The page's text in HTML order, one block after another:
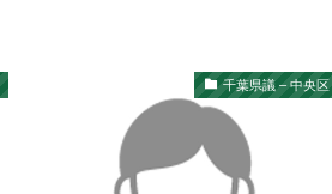
千葉県議 – 中央区